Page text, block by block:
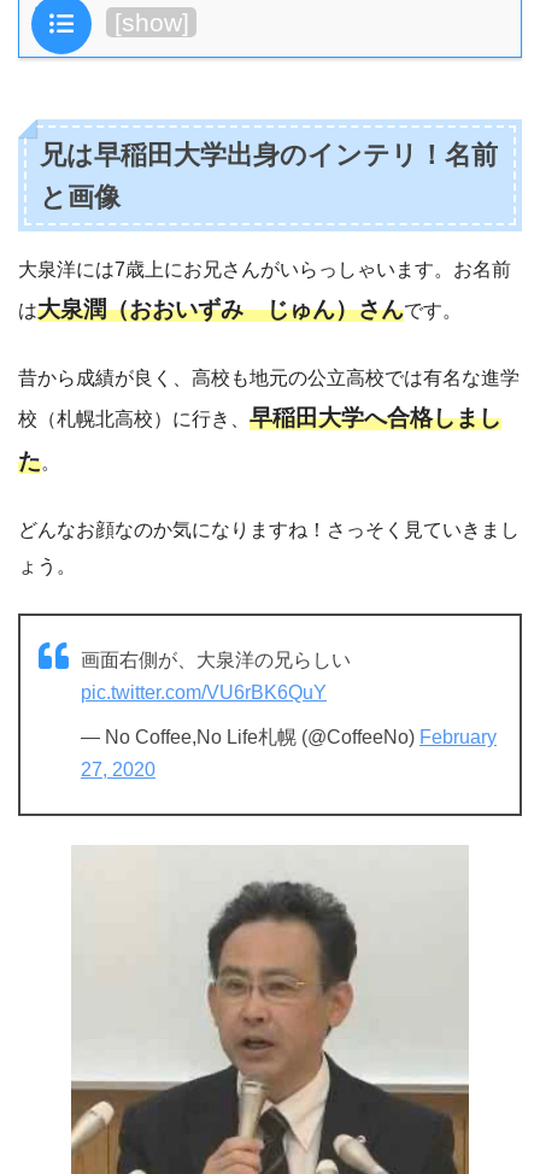
目次 [show]
兄は早稲田大学出身のインテリ！名前
と画像
大泉洋には7歳上にお兄さんがいらっしゃいます。お名前
は大泉潤（おおいずみ じゅん）さんです。
昔から成績が良く、高校も地元の公立高校では有名な進学
校（札幌北高校）に行き、 早稲田大学へ合格しまし
た。
どんなお顔なのか気になりますね！さっそく見ていきまし
ょう。
画面右側が、大泉洋の兄らしい
pic.twitter.com/VU6rBK6QuY
— No Coffee,No Life札幌 (@CoffeeNo) February
27, 2020